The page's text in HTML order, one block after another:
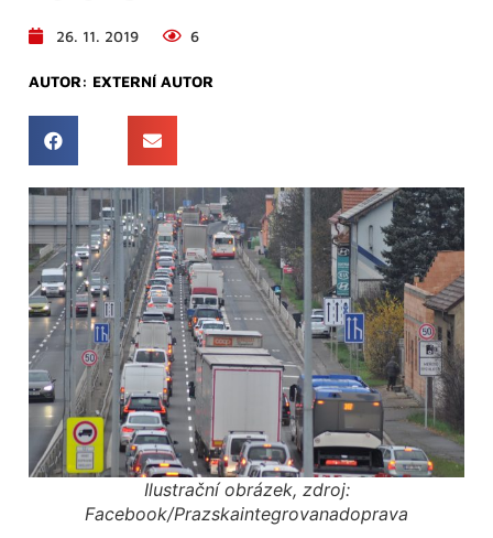
26. 11. 2019 6
AUTOR: EXTERNÍ AUTOR
Ilustrační obrázek, zdroj:
Facebook/Prazskaintegrovanadoprava